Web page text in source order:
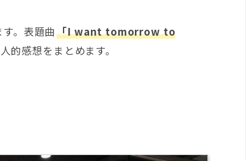
。表題曲「I want tomorrow to
的感想をまとめます。